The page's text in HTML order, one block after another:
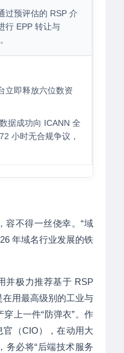
过预评估的 RSP 介
行 EPP 转让与
立即释放六位数资
据成功向 ICANN 全
小时无合规争议，
容不得一丝侥幸。“域
年域名行业发展的铁
并极力推荐基于 RSP
用最高级别的工业与
上一件“防弹衣”。作
官（CIO），在动用大
务必将“后端技术服务